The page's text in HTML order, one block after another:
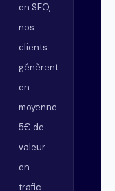
en SEO,
nos
clients
génèrent
en
moyenne
5€ de
valeur
en
trafic